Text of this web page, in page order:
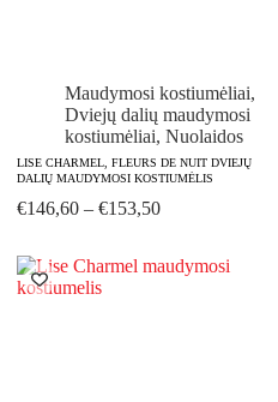
Maudymosi kostiumėliai,
Dviejų dalių maudymosi
kostiumėliai, Nuolaidos
LISE CHARMEL, FLEURS DE NUIT DVIEJŲ
DALIŲ MAUDYMOSI KOSTIUMĖLIS
€146,60 – €153,50Price
through